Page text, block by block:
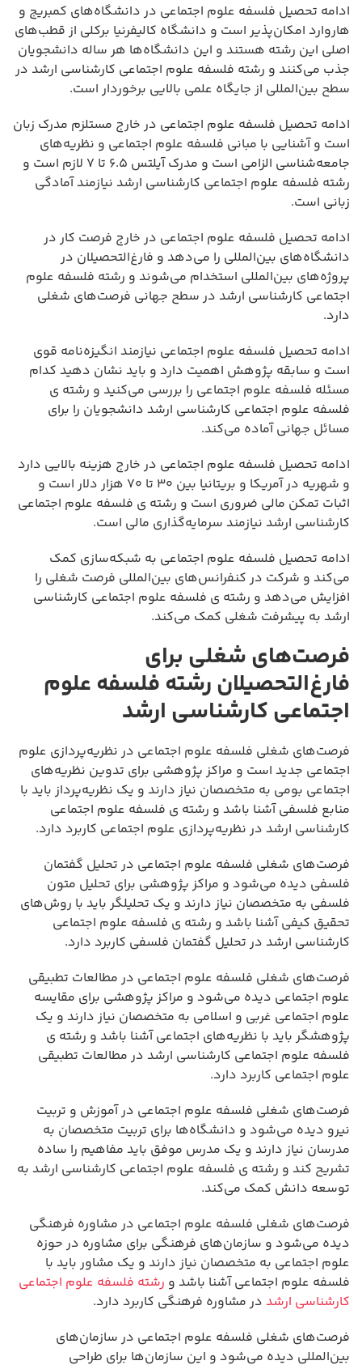
ادامه تحصیل فلسفه علوم اجتماعی در دانشگاه‌های کمبریج و
هاروارد امکان‌پذیر است و دانشگاه کالیفرنیا برکلی از قطب‌های
اصلی این رشته هستند و این دانشگاه‌ها هر ساله دانشجویان
جذب می‌کنند و رشته فلسفه علوم اجتماعی کارشناسی ارشد در
سطح بین‌المللی از جایگاه علمی بالایی برخوردار است.
ادامه تحصیل فلسفه علوم اجتماعی در خارج مستلزم مدرک زبان
است و آشنایی با مبانی فلسفه علوم اجتماعی و نظریه‌های
جامعه‌شناسی الزامی است و مدرک آیلتس ۶.۵ تا ۷ لازم است و
رشته فلسفه علوم اجتماعی کارشناسی ارشد نیازمند آمادگی
زبانی است.
ادامه تحصیل فلسفه علوم اجتماعی در خارج فرصت کار در
دانشگاه‌های بین‌المللی را می‌دهد و فارغ‌التحصیلان در
پروژه‌های بین‌المللی استخدام می‌شوند و رشته فلسفه علوم
اجتماعی کارشناسی ارشد در سطح جهانی فرصت‌های شغلی
دارد.
ادامه تحصیل فلسفه علوم اجتماعی نیازمند انگیزه‌نامه قوی
است و سابقه پژوهش اهمیت دارد و باید نشان دهید کدام
مسئله فلسفه علوم اجتماعی را بررسی می‌کنید و رشته ی
فلسفه علوم اجتماعی کارشناسی ارشد دانشجویان را برای
مسائل جهانی آماده می‌کند.
ادامه تحصیل فلسفه علوم اجتماعی در خارج هزینه بالایی دارد
و شهریه در آمریکا و بریتانیا بین ۳۰ تا ۷۰ هزار دلار است و
اثبات تمکن مالی ضروری است و رشته ی فلسفه علوم اجتماعی
کارشناسی ارشد نیازمند سرمایه‌گذاری مالی است.
ادامه تحصیل فلسفه علوم اجتماعی به شبکه‌سازی کمک
می‌کند و شرکت در کنفرانس‌های بین‌المللی فرصت شغلی را
افزایش می‌دهد و رشته ی فلسفه علوم اجتماعی کارشناسی
ارشد به پیشرفت شغلی کمک می‌کند.
فرصت‌های شغلی برای
فارغ‌التحصیلان رشته فلسفه علوم
اجتماعی کارشناسی ارشد
فرصت‌های شغلی فلسفه علوم اجتماعی در نظریه‌پردازی علوم
اجتماعی جدید است و مراکز پژوهشی برای تدوین نظریه‌های
اجتماعی بومی به متخصصان نیاز دارند و یک نظریه‌پرداز باید با
منابع فلسفی آشنا باشد و رشته ی فلسفه علوم اجتماعی
کارشناسی ارشد در نظریه‌پردازی علوم اجتماعی کاربرد دارد.
فرصت‌های شغلی فلسفه علوم اجتماعی در تحلیل گفتمان
فلسفی دیده می‌شود و مراکز پژوهشی برای تحلیل متون
فلسفی به متخصصان نیاز دارند و یک تحلیلگر باید با روش‌های
تحقیق کیفی آشنا باشد و رشته ی فلسفه علوم اجتماعی
کارشناسی ارشد در تحلیل گفتمان فلسفی کاربرد دارد.
فرصت‌های شغلی فلسفه علوم اجتماعی در مطالعات تطبیقی
علوم اجتماعی دیده می‌شود و مراکز پژوهشی برای مقایسه
علوم اجتماعی غربی و اسلامی به متخصصان نیاز دارند و یک
پژوهشگر باید با نظریه‌های اجتماعی آشنا باشد و رشته ی
فلسفه علوم اجتماعی کارشناسی ارشد در مطالعات تطبیقی
علوم اجتماعی کاربرد دارد.
فرصت‌های شغلی فلسفه علوم اجتماعی در آموزش و تربیت
نیرو دیده می‌شود و دانشگاه‌ها برای تربیت متخصصان به
مدرسان نیاز دارند و یک مدرس موفق باید مفاهیم را ساده
تشریح کند و رشته ی فلسفه علوم اجتماعی کارشناسی ارشد به
توسعه دانش کمک می‌کند.
فرصت‌های شغلی فلسفه علوم اجتماعی در مشاوره فرهنگی
دیده می‌شود و سازمان‌های فرهنگی برای مشاوره در حوزه
علوم اجتماعی به متخصصان نیاز دارند و یک مشاور باید با
فلسفه علوم اجتماعی آشنا باشد و رشته فلسفه علوم اجتماعی
کارشناسی ارشد در مشاوره فرهنگی کاربرد دارد.
فرصت‌های شغلی فلسفه علوم اجتماعی در سازمان‌های
بین‌المللی دیده می‌شود و این سازمان‌ها برای طراحی